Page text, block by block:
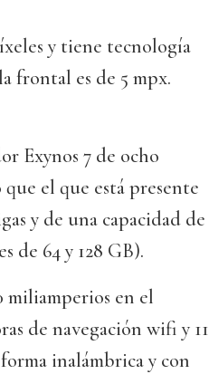
y tiene tecnología
frontal es de 5 mpx.
Exynos 7 de ocho
que el que está presente
y de una capacidad de
de 64 y 128 GB).
miliamperios en el
de navegación wifi y 11
inalámbrica y con